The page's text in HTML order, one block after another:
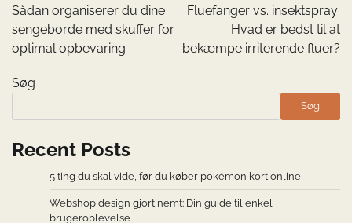
Sådan organiserer du dine
sengeborde med skuffer for
optimal opbevaring
Fluefanger vs. insektspray:
Hvad er bedst til at
bekæmpe irriterende fluer?
Søg
Søg
Recent Posts
5 ting du skal vide, før du køber pokémon kort online
Webshop design gjort nemt: Din guide til enkel
brugeroplevelse